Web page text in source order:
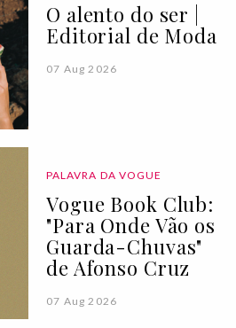
O alento do ser |
Editorial de Moda
07 Aug 2026
PALAVRA DA VOGUE
Vogue Book Club:
"Para Onde Vão os
Guarda-Chuvas"
de Afonso Cruz
07 Aug 2026